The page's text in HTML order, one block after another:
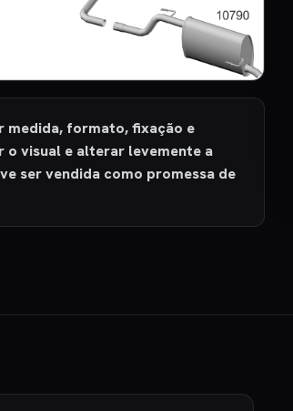
medida, formato, fixação e
o visual e alterar levemente a
ser vendida como promessa de